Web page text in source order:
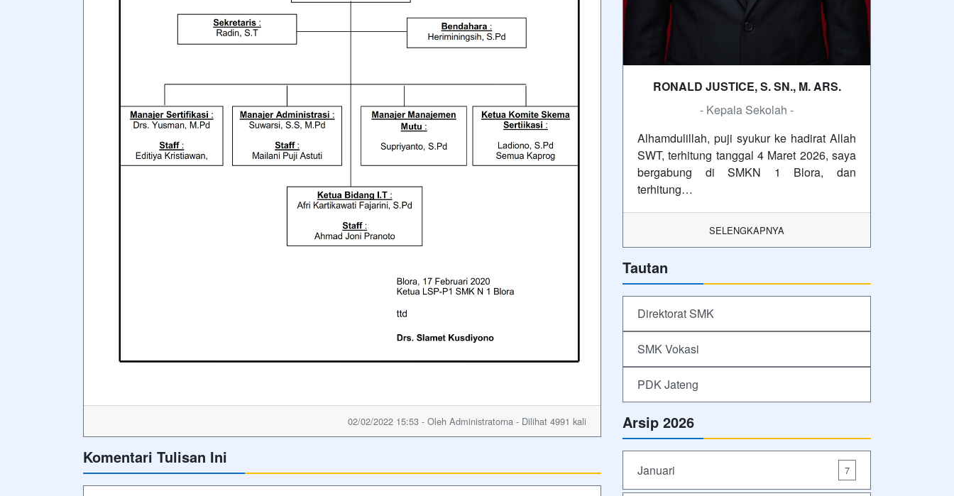
02/02/2022 15:53 - Oleh Administratorna - Dilihat 4991 kali
Komentari Tulisan Ini
RONALD JUSTICE, S. SN., M. ARS.
- Kepala Sekolah -
Alhamdulillah, puji syukur ke hadirat Allah
SWT, terhitung tanggal 4 Maret 2026, saya
bergabung di SMKN 1 Blora, dan
terhitung…
SELENGKAPNYA
Tautan
Direktorat SMK
SMK Vokasi
PDK Jateng
Arsip 2026
Januari 7